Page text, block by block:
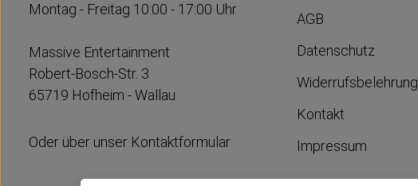
Montag - Freitag 10:00 - 17:00 Uhr
Massive Entertainment
Robert-Bosch-Str. 3
65719 Hofheim - Wallau
Oder über unser Kontaktformular
AGB
Datenschutz
Widerrufsbelehrung
Kontakt
Impressum